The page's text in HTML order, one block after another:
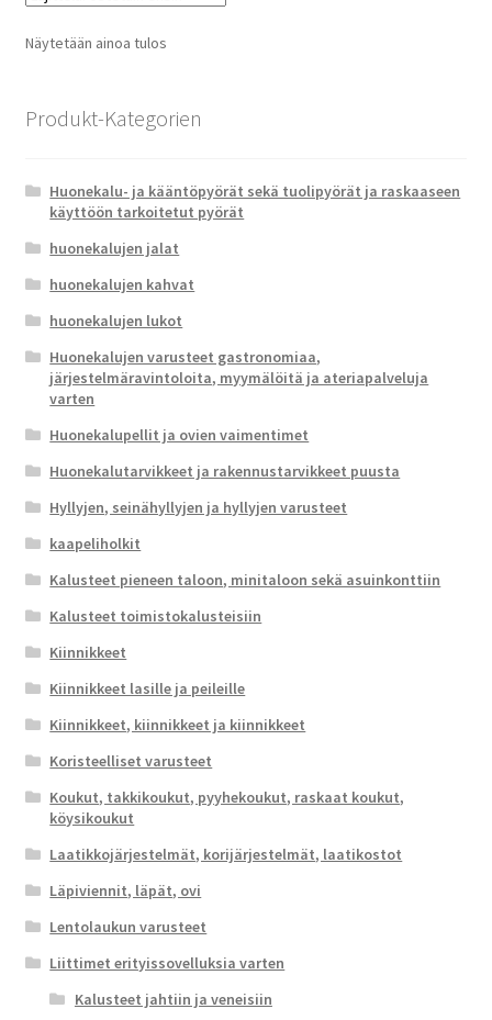
Näytetään ainoa tulos
Produkt-Kategorien
Huonekalu- ja kääntöpyörät sekä tuolipyörät ja raskaaseen
käyttöön tarkoitetut pyörät
huonekalujen jalat
huonekalujen kahvat
huonekalujen lukot
Huonekalujen varusteet gastronomiaa,
järjestelmäravintoloita, myymälöitä ja ateriapalveluja
varten
Huonekalupellit ja ovien vaimentimet
Huonekalutarvikkeet ja rakennustarvikkeet puusta
Hyllyjen, seinähyllyjen ja hyllyjen varusteet
kaapeliholkit
Kalusteet pieneen taloon, minitaloon sekä asuinkonttiin
Kalusteet toimistokalusteisiin
Kiinnikkeet
Kiinnikkeet lasille ja peileille
Kiinnikkeet, kiinnikkeet ja kiinnikkeet
Koristeelliset varusteet
Koukut, takkikoukut, pyyhekoukut, raskaat koukut,
köysikoukut
Laatikkojärjestelmät, korijärjestelmät, laatikostot
Läpiviennit, läpät, ovi
Lentolaukun varusteet
Liittimet erityissovelluksia varten
Kalusteet jahtiin ja veneisiin